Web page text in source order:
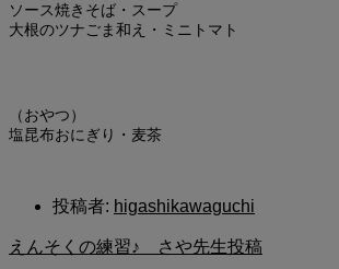
ソース焼きそば・スープ
大根のツナごま和え・ミニトマト
（おやつ）
塩昆布おにぎり・麦茶
投稿者: higashikawaguchi
えんそくの練習♪ さや先生投稿